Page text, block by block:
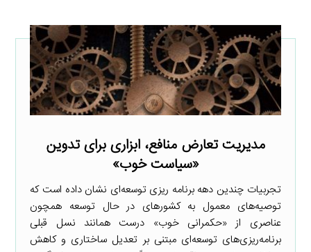
مدیریت تعارض منافع، ابزاری برای تدوین
«سیاست خوب»
تجربیات چندین دهه برنامه ریزی توسعه‌ای نشان داده است که
توصیه‌های معمول به کشورهای در حال توسعه همچون
عناصری از «حکمرانی خوب» درست همانند نسل قبلی
برنامه‌ریزی‌های توسعه‌ای مبتنی بر تعدیل ساختاری و کاهش